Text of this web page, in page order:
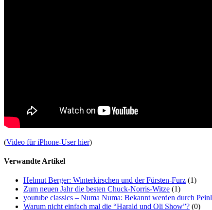
(Video für iPhone-User hier)
Verwandte Artikel
Helmut Berger: Winterkirschen und der Fürsten-Furz (1)
Zum neuen Jahr die besten Chuck-Norris-Witze (1)
youtube classics – Numa Numa: Bekannt werden durch
Warum nicht einfach mal die “Harald und Oli Show”? (0)